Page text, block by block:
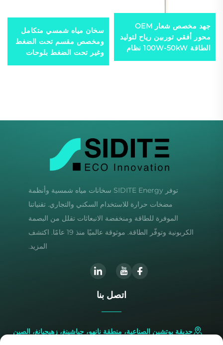
جهد مخصص شعار OEM
محور أفقي توربين رياح لتوليد
الطاقة 100W-50kW نظام
طاقة رياح مستقل مع الشعار
سخان مياه شمسي متكامل
ومخصص مقسم تحت الضغط
وغير تحت الضغط بلوحات
مسطحة أو أنابيب شاغرة
توفر SIDITE Energy سخانات مياه شمسية وأنظمة
مضخات حرارة للاستخدام السكني والتجاري. تقنياتنا
الموفرة للطاقة ومنخفضة الانبعاثات تقلل من البصمة
الكربونية وتوفّر الطاقة. موثوقة عالميًا منذ 19 عامًا. اكتشف
المزيد.
اتصل بنا
حديقة يوتشين الصناعية، منطقة نانهو، جياشينغ، زهيجيانغ، الصين